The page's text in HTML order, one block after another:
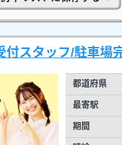
付スタッフ/駐車場
都道府県
最寄駅
期間